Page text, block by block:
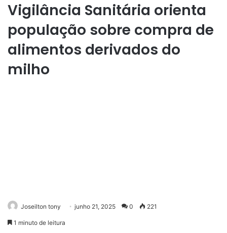
Vigilância Sanitária orienta
população sobre compra de
alimentos derivados do
milho
Joseilton tony junho 21, 2025 0 221
1 minuto de leitura